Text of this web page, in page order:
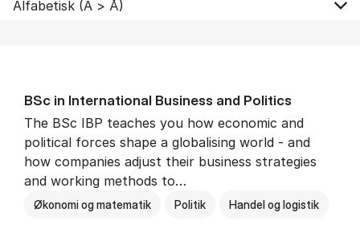
BSc in In­ter­na­tion­al Busi­ness and Polit­ics
The BSc IBP teaches you how economic and
political forces shape a globalising world - and
how companies adjust their business strategies
and working methods to…
Økonomi og matematik Politik Handel og logistik